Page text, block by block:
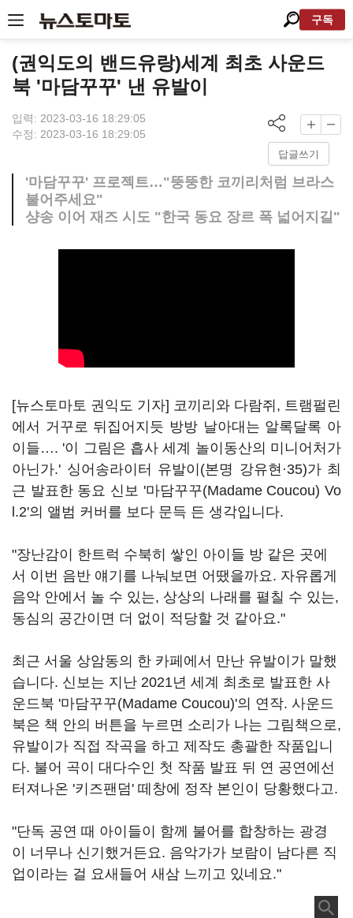
구독
(권익도의 밴드유랑)세계 최초 사운드
북 '마담꾸꾸' 낸 유발이
입력: 2023-03-16 18:29:05
수정: 2023-03-16 18:29:05
답글쓰기
'마담꾸꾸' 프로젝트…"뚱뚱한 코끼리처럼 브라스
불어주세요"
샹송 이어 재즈 시도 "한국 동요 장르 폭 넓어지길"
[뉴스토마토 권익도 기자] 코끼리와 다람쥐, 트램펄린
에서 거꾸로 뒤집어지듯 방방 날아대는 알록달록 아
이들…. '이 그림은 흡사 세계 놀이동산의 미니어처가
아닌가.' 싱어송라이터 유발이(본명 강유현·35)가 최
근 발표한 동요 신보 '마담꾸꾸(Madame Coucou) Vo
l.2'의 앨범 커버를 보다 문득 든 생각입니다.
"장난감이 한트럭 수북히 쌓인 아이들 방 같은 곳에
서 이번 음반 얘기를 나눠보면 어땠을까요. 자유롭게
음악 안에서 놀 수 있는, 상상의 나래를 펼칠 수 있는,
동심의 공간이면 더 없이 적당할 것 같아요."
최근 서울 상암동의 한 카페에서 만난 유발이가 말했
습니다. 신보는 지난 2021년 세계 최초로 발표한 사
운드북 '마담꾸꾸(Madame Coucou)'의 연작. 사운드
북은 책 안의 버튼을 누르면 소리가 나는 그림책으로,
유발이가 직접 작곡을 하고 제작도 총괄한 작품입니
다. 불어 곡이 대다수인 첫 작품 발표 뒤 연 공연에선
터져나온 '키즈팬덤' 떼창에 정작 본인이 당황했다고.
"단독 공연 때 아이들이 함께 불어를 합창하는 광경
이 너무나 신기했거든요. 음악가가 보람이 남다른 직
업이라는 걸 요새들어 새삼 느끼고 있네요."